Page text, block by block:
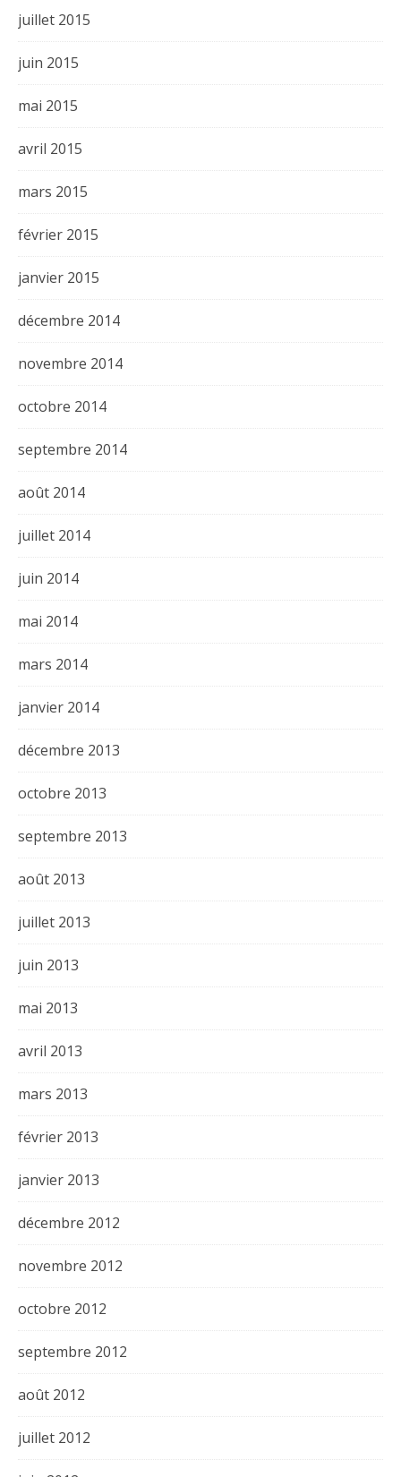
juillet 2015
juin 2015
mai 2015
avril 2015
mars 2015
février 2015
janvier 2015
décembre 2014
novembre 2014
octobre 2014
septembre 2014
août 2014
juillet 2014
juin 2014
mai 2014
mars 2014
janvier 2014
décembre 2013
octobre 2013
septembre 2013
août 2013
juillet 2013
juin 2013
mai 2013
avril 2013
mars 2013
février 2013
janvier 2013
décembre 2012
novembre 2012
octobre 2012
septembre 2012
août 2012
juillet 2012